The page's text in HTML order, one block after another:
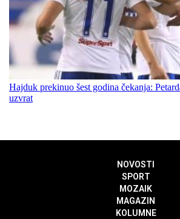
Hajduk prekinuo šest godina čekanja:
uzvrat
NOVOSTI
SPORT
MOZAIK
MAGAZIN
KOLUMNE